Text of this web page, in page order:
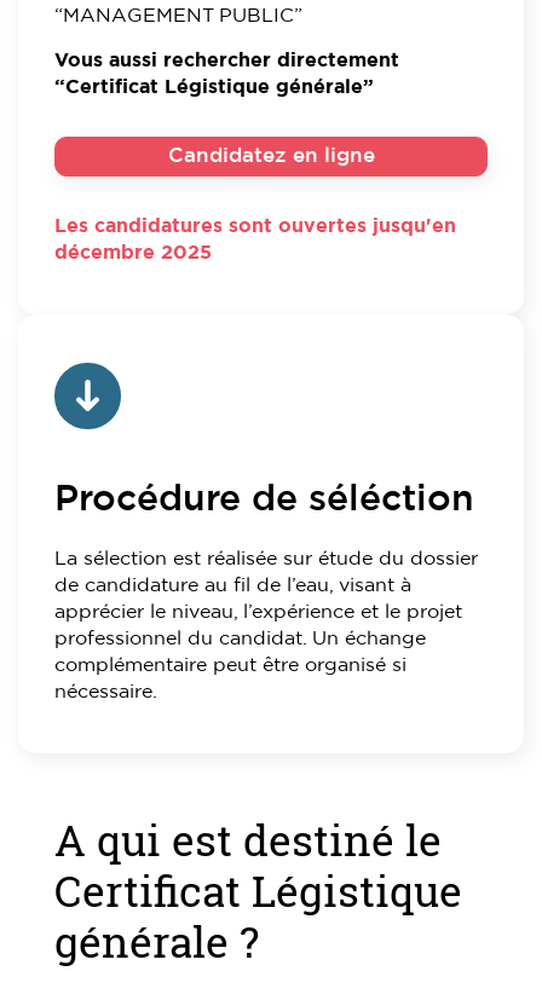
“MANAGEMENT PUBLIC”
Vous aussi rechercher directement
“Certificat Légistique générale”
Candidatez en ligne
Les candidatures sont ouvertes jusqu'en
décembre 2025
Procédure de séléction
La sélection est réalisée sur étude du dossier
de candidature au fil de l’eau, visant à
apprécier le niveau, l’expérience et le projet
professionnel du candidat. Un échange
complémentaire peut être organisé si
nécessaire.
A qui est destiné le
Certificat Légistique
générale ?